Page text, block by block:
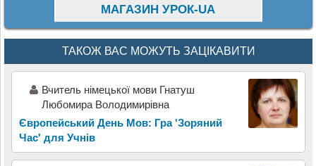
МАГАЗИН УРОК-UA
ТАКОЖ ВАС МОЖУТЬ ЗАЦІКАВИТИ
Вчитель німецької мови Гнатуш
Любомира Володимирівна
Європейський День Мов: Гра 'Зоряний
Час' для Учнів